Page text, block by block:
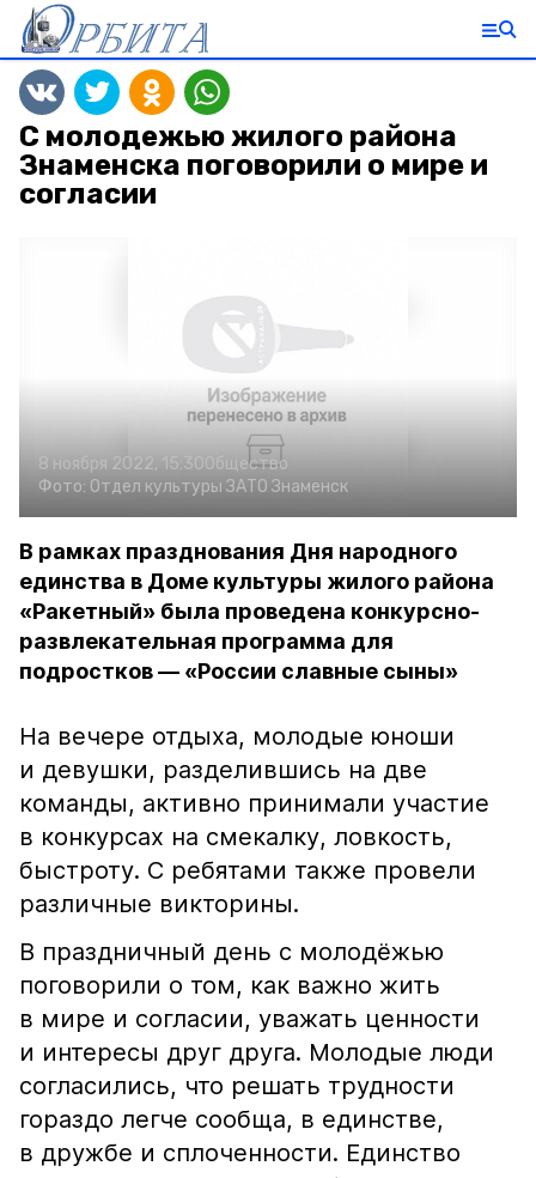
С молодежью жилого района
Знаменска поговорили о мире и
согласии
8 ноября 2022, 15:30Общество
Фото: Отдел культуры ЗАТО Знаменск
В рамках празднования Дня народного
единства в Доме культуры жилого района
«Ракетный» была проведена конкурсно-
развлекательная программа для
подростков — «России славные сыны»
На вечере отдыха, молодые юноши
и девушки, разделившись на две
команды, активно принимали участие
в конкурсах на смекалку, ловкость,
быстроту. С ребятами также провели
различные викторины.
В праздничный день с молодёжью
поговорили о том, как важно жить
в мире и согласии, уважать ценности
и интересы друг друга. Молодые люди
согласились, что решать трудности
гораздо легче сообща, в единстве,
в дружбе и сплоченности. Единство